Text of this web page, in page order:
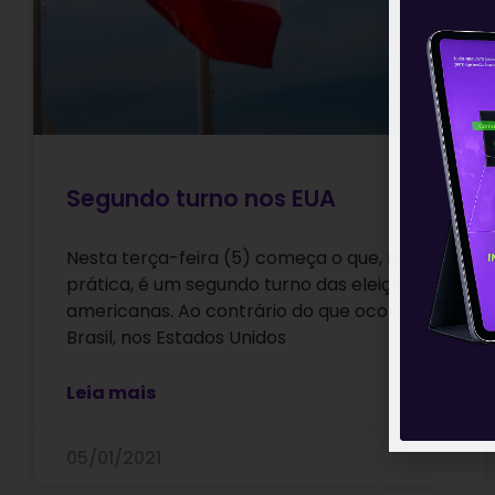
Segundo turno nos EUA
Nesta terça-feira (5) começa o que, na
prática, é um segundo turno das eleições
americanas. Ao contrário do que ocorre no
Brasil, nos Estados Unidos
Leia mais